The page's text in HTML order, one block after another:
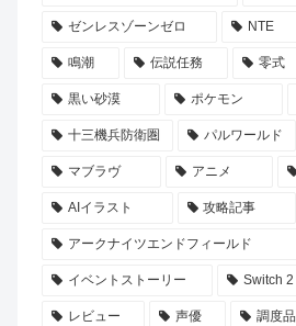
ゼンレスゾーンゼロ NTE
鳴潮 伝説任務 零式
黒い砂漠 ポケモン
十三機兵防衛圏 パルワールド
マブラヴ アニメ
AIイラスト 攻略記事
アークナイツエンドフィールド
イベントストーリー Switch 2
レビュー 声優 調度品